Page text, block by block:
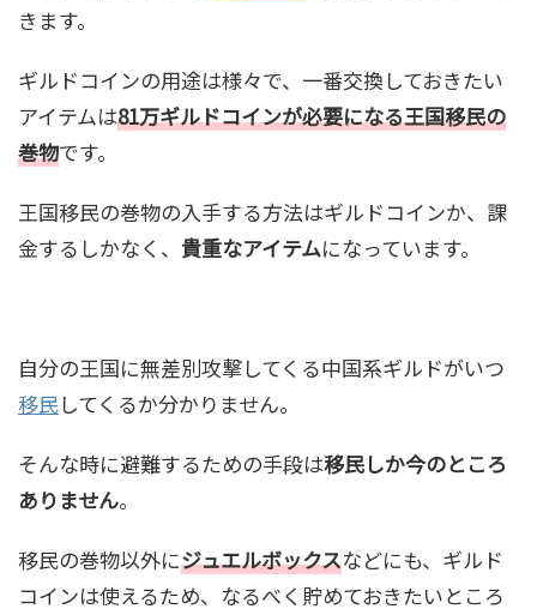
きます。
ギルドコインの用途は様々で、一番交換しておきたい
アイテムは81万ギルドコインが必要になる王国移民の
巻物です。
王国移民の巻物の入手する方法はギルドコインか、課
金するしかなく、 貴重なアイテムになっています。
自分の王国に無差別攻撃してくる中国系ギルドがいつ
移民してくるか分かりません。
そんな時に避難するための手段は移民しか今のところ
ありません。
移民の巻物以外にジュエルボックスなどにも、ギルド
コインは使えるため、なるべく貯めておきたいところ